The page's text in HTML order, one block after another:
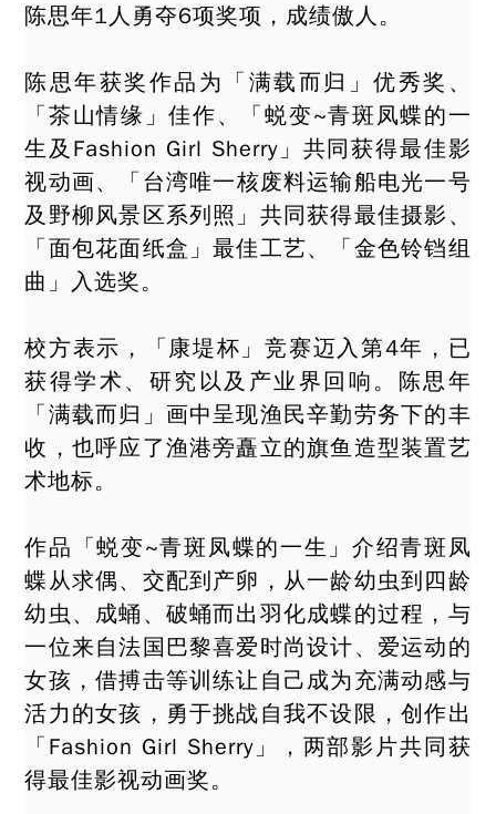
陈思年1人勇夺6项奖项，成绩傲人。
陈思年获奖作品为「满载而归」优秀奖、
「茶山情缘」佳作、「蜕变~青斑凤蝶的一
生及Fashion Girl Sherry」共同获得最佳影
视动画、「台湾唯一核废料运输船电光一号
及野柳风景区系列照」共同获得最佳摄影、
「面包花面纸盒」最佳工艺、「金色铃铛组
曲」入选奖。
校方表示，「康堤杯」竞赛迈入第4年，已
获得学术、研究以及产业界回响。陈思年
「满载而归」画中呈现渔民辛勤劳务下的丰
收，也呼应了渔港旁矗立的旗鱼造型装置艺
术地标。
作品「蜕变~青斑凤蝶的一生」介绍青斑凤
蝶从求偶、交配到产卵，从一龄幼虫到四龄
幼虫、成蛹、破蛹而出羽化成蝶的过程，与
一位来自法国巴黎喜爱时尚设计、爱运动的
女孩，借搏击等训练让自己成为充满动感与
活力的女孩，勇于挑战自我不设限，创作出
「Fashion Girl Sherry」，两部影片共同获
得最佳影视动画奖。